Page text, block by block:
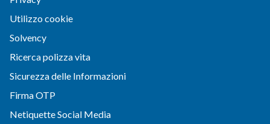
Utilizzo cookie
Solvency
Ricerca polizza vita
Sicurezza delle Informazioni
Firma OTP
Netiquette Social Media